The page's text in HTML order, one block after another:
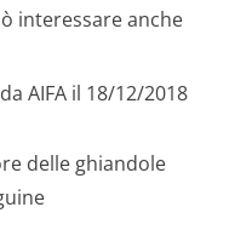
interessare anche
AIFA il 18/12/2018
delle ghiandole